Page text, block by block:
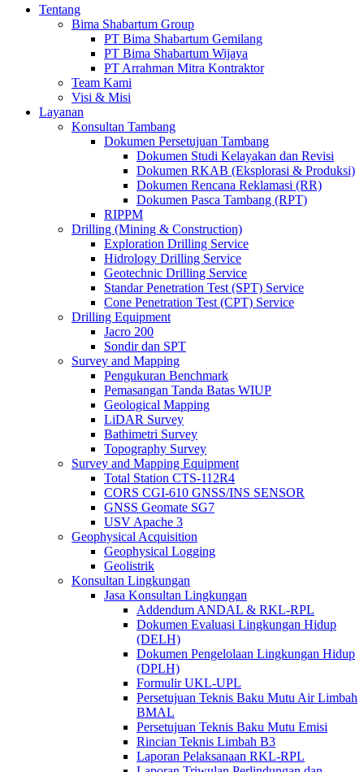
Tentang
Bima Shabartum Group
PT Bima Shabartum Gemilang
PT Bima Shabartum Wijaya
PT Arrahman Mitra Kontraktor
Team Kami
Visi & Misi
Layanan
Konsultan Tambang
Dokumen Persetujuan Tambang
Dokumen Studi Kelayakan dan Revisi
Dokumen RKAB (Eksplorasi & Produksi)
Dokumen Rencana Reklamasi (RR)
Dokumen Pasca Tambang (RPT)
RIPPM
Drilling (Mining & Construction)
Exploration Drilling Service
Hidrology Drilling Service
Geotechnic Drilling Service
Standar Penetration Test (SPT) Service
Cone Penetration Test (CPT) Service
Drilling Equipment
Jacro 200
Sondir dan SPT
Survey and Mapping
Pengukuran Benchmark
Pemasangan Tanda Batas WIUP
Geological Mapping
LiDAR Survey
Bathimetri Survey
Topography Survey
Survey and Mapping Equipment
Total Station CTS-112R4
CORS CGI-610 GNSS/INS SENSOR
GNSS Geomate SG7
USV Apache 3
Geophysical Acquisition
Geophysical Logging
Geolistrik
Konsultan Lingkungan
Jasa Konsultan Lingkungan
Addendum ANDAL & RKL-RPL
Dokumen Evaluasi Lingkungan Hidup
(DELH)
Dokumen Pengelolaan Lingkungan Hidup
(DPLH)
Formulir UKL-UPL
Persetujuan Teknis Baku Mutu Air Limbah
BMAL
Persetujuan Teknis Baku Mutu Emisi
Rincian Teknis Limbah B3
Laporan Pelaksanaan RKL-RPL